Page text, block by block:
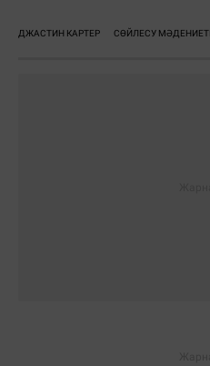
ДЖАСТИН КАРТЕР СӨЙЛЕСУ МӘДЕНИЕТІ